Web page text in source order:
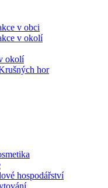
v obci
v okolí
okolí
hor
hospodářství